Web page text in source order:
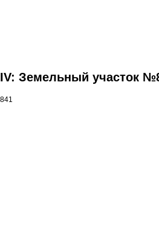
IV: Земельный участок
841